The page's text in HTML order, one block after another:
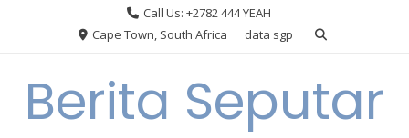
Call Us: +2782 444 YEAH
Cape Town, South Africa
data sgp
Berita Seputar